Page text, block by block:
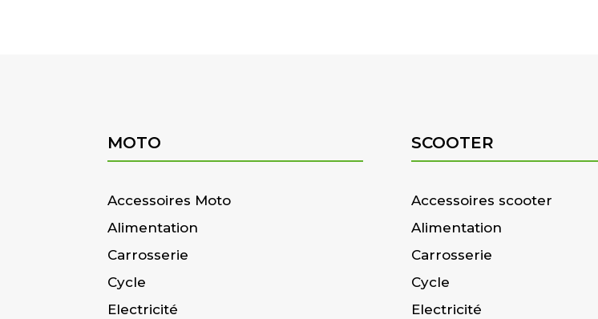
MOTO
Accessoires Moto
Alimentation
Carrosserie
Cycle
Electricité
SCOOTER
Accessoires scooter
Alimentation
Carrosserie
Cycle
Electricité